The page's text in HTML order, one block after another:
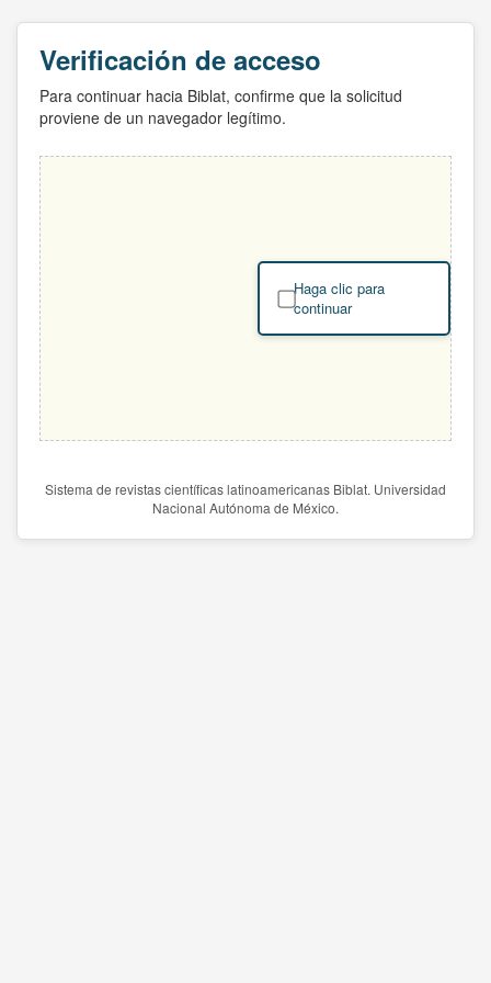
Verificación de acceso
Para continuar hacia Biblat, confirme que la solicitud
proviene de un navegador legítimo.
Haga clic para
continuar
Sistema de revistas científicas latinoamericanas Biblat. Universidad
Nacional Autónoma de México.